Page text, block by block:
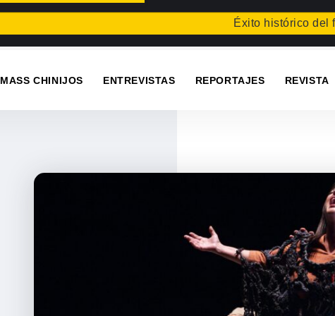
Éxito histórico del
MASS CHINIJOS ENTREVISTAS REPORTAJES REVISTA